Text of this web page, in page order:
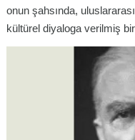
onun şahsında,
kültürel diyaloga verilmiş